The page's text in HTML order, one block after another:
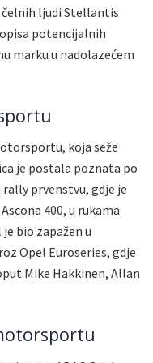
ljudi Stellantis
potencijalnih
marku u nadolazećem
koja seže
je postala poznata po
prvenstvu, gdje je
400, u rukama
bio zapažen u
Opel Euroseries, gdje
Mike Hakkinen, Allan